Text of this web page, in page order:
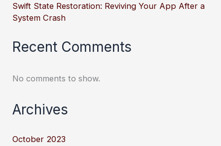
Swift State Restoration: Reviving Your App After a
System Crash
Recent Comments
No comments to show.
Archives
October 2023